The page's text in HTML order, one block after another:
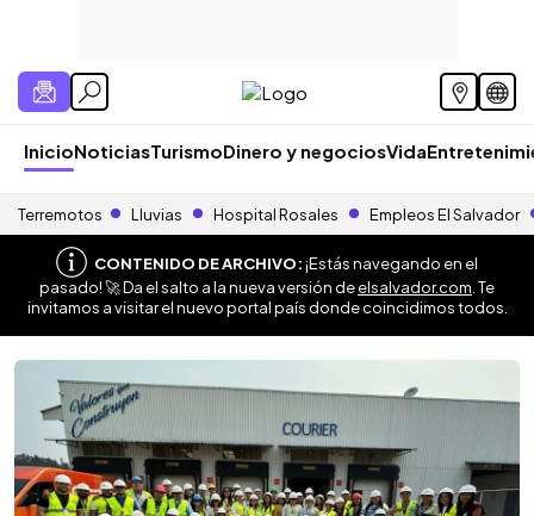
InicioNoticiasTurismoDinero y negociosVida
Terremotos Lluvias Hospital Rosales Empleos El Salvador
CONTENIDO DE ARCHIVO:¡Estás navegando en el
pasado! 🚀 Da el salto a la nueva versión deelsalvador.com . Te
invitamos a visitar el nuevo portal país donde coincidimos todos.